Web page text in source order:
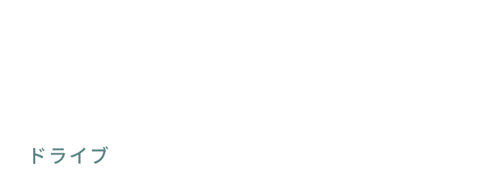
ドライブ